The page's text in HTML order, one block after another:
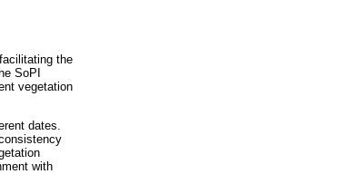
the
SoPI
vegetation
dates.
with